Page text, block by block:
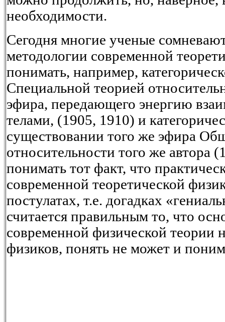
необходимости.
Сегодня многие ученые
методологии современной
понимать, например,
Специальной теорией
эфира, передающего энергию
телами, (1905, 1910) и
существовании того же эфира
относительности того же автора
понимать тот факт, что
современной теоретической
постулатах, т.е. догадках
считается правильным то, что
современной физической теории
физиков, понять не может и